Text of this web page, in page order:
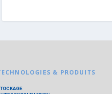
& PRODUITS